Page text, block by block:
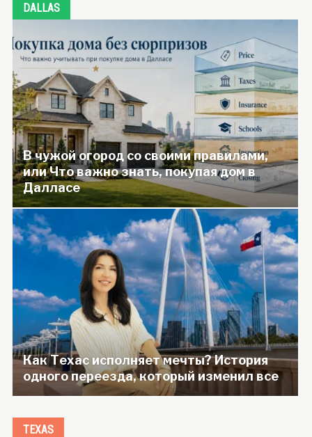
DALLAS
В чужой огород со своими правилами,
или Что важно знать, покупая дом в
Далласе
Как Техас исполняет мечты? История
одного переезда, который изменил все
TEXAS